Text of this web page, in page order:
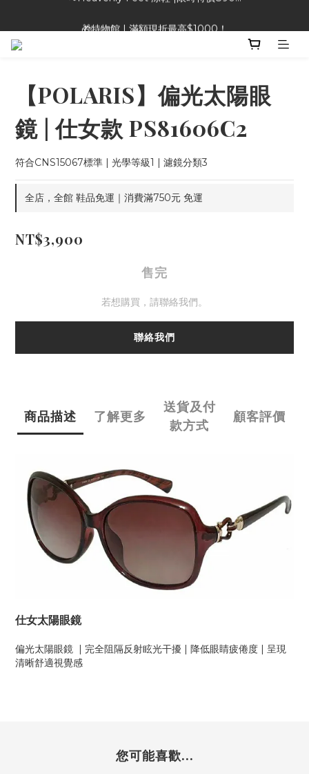
🎁特物館 | 滿額現折最高$1000！
【POLARIS】偏光太陽眼
鏡 | 仕女款 PS81606C2
符合CNS15067標準 | 光學等級1 | 濾鏡分類3
全店，全館 鞋品免運｜消費滿750元 免運
NT$3,900
售完
若想購買，請聯絡我們。
聯絡我們
商品描述 了解更多
送貨及付
款方式
顧客評價
仕女太陽眼鏡
偏光太陽眼鏡 | 完全阻隔反射眩光干擾 | 降低眼睛疲倦度 | 呈現
清晰舒適視覺感
您可能喜歡...